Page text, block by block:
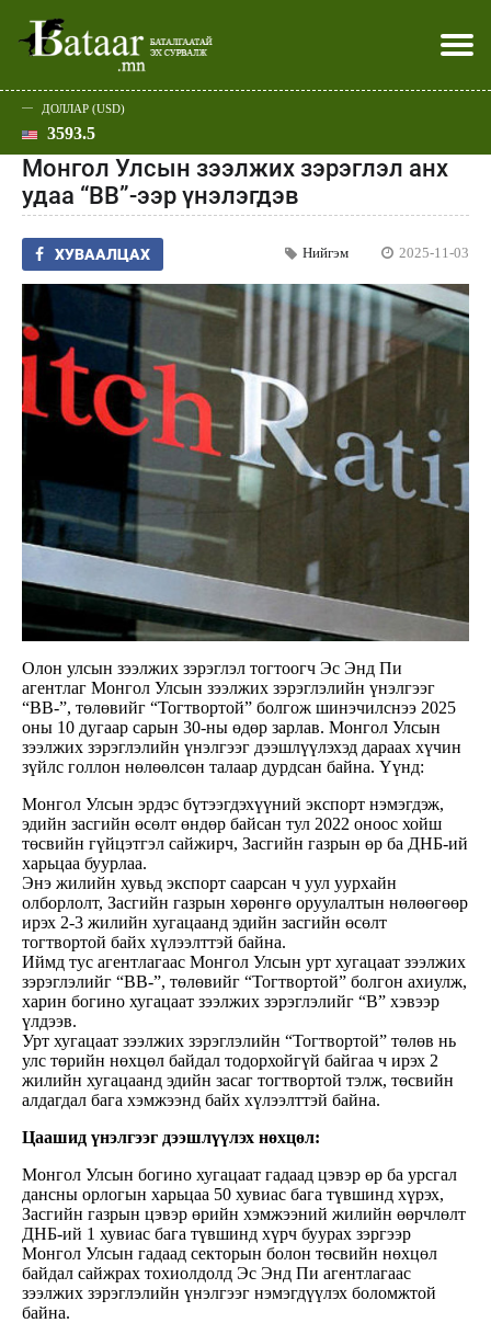
Эхлэл
Улс төр
Нийгэм
Эдийн засаг
Дэлхий
Спорт
Шар
Батаар юу хэлэв
Хэвлэл мэдээллээр
ДОЛЛАР (USD)
3593.5
Монгол Улсын зээлжих зэрэглэл анх
удаа “BB”-ээр үнэлэгдэв
ХУВААЛЦАХ Нийгэм 2025-11-03
Олон улсын зээлжих зэрэглэл тогтоогч Эс Энд Пи
агентлаг Монгол Улсын зээлжих зэрэглэлийн үнэлгээг
“BB-”, төлөвийг “Тогтвортой” болгож шинэчилснээ 2025
оны 10 дугаар сарын 30-ны өдөр зарлав. Монгол Улсын
зээлжих зэрэглэлийн үнэлгээг дээшлүүлэхэд дараах хүчин
зүйлс голлон нөлөөлсөн талаар дурдсан байна. Үүнд:
Монгол Улсын эрдэс бүтээгдэхүүний экспорт нэмэгдэж,
эдийн засгийн өсөлт өндөр байсан тул 2022 оноос хойш
төсвийн гүйцэтгэл сайжирч, Засгийн газрын өр ба ДНБ-ий
харьцаа буурлаа.
Энэ жилийн хувьд экспорт саарсан ч уул уурхайн
олборлолт, Засгийн газрын хөрөнгө оруулалтын нөлөөгөөр
ирэх 2-3 жилийн хугацаанд эдийн засгийн өсөлт
тогтвортой байх хүлээлттэй байна.
Иймд тус агентлагаас Монгол Улсын урт хугацаат зээлжих
зэрэглэлийг “ВB-”, төлөвийг “Тогтвортой” болгон ахиулж,
харин богино хугацаат зээлжих зэрэглэлийг “В” хэвээр
үлдээв.
Урт хугацаат зээлжих зэрэглэлийн “Тогтвортой” төлөв нь
улс төрийн нөхцөл байдал тодорхойгүй байгаа ч ирэх 2
жилийн хугацаанд эдийн засаг тогтвортой тэлж, төсвийн
алдагдал бага хэмжээнд байх хүлээлттэй байна.
Цаашид үнэлгээг дээшлүүлэх нөхцөл:
Монгол Улсын богино хугацаат гадаад цэвэр өр ба урсгал
дансны орлогын харьцаа 50 хувиас бага түвшинд хүрэх,
Засгийн газрын цэвэр өрийн хэмжээний жилийн өөрчлөлт
ДНБ-ий 1 хувиас бага түвшинд хүрч буурах зэргээр
Монгол Улсын гадаад секторын болон төсвийн нөхцөл
байдал сайжрах тохиолдолд Эс Энд Пи агентлагаас
зээлжих зэрэглэлийн үнэлгээг нэмэгдүүлэх боломжтой
байна.